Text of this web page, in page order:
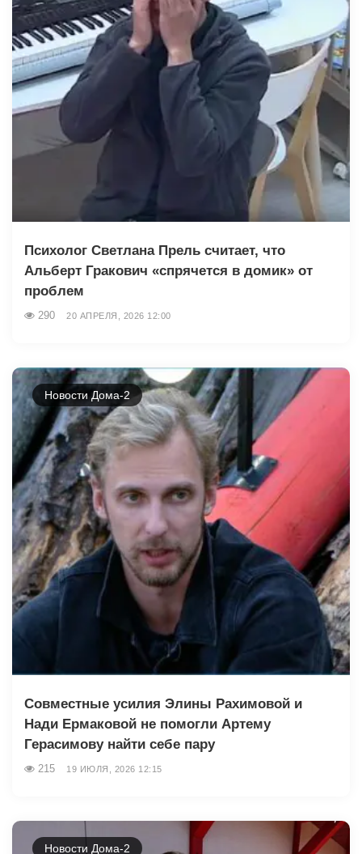
Психолог Светлана Прель считает, что
Альберт Гракович «спрячется в домик» от
проблем
290 20 АПРЕЛЯ, 2026 12:00
Новости Дома-2
Совместные усилия Элины Рахимовой и
Нади Ермаковой не помогли Артему
Герасимову найти себе пару
215 19 ИЮЛЯ, 2026 12:15
Новости Дома-2